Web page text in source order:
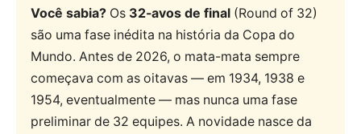
Você sabia?Os 32-avos de final(Round of 32)
são uma fase inédita na história da Copa do
Mundo. Antes de 2026, o mata-mata sempre
começava com as oitavas — em 1934, 1938 e
1954, eventualmente — mas nunca uma fase
preliminar de 32 equipes. A novidade nasce da